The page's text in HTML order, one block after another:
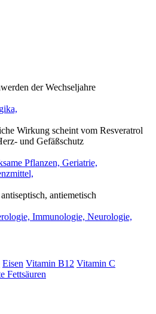
der Wechseljahre
Wirkung scheint vom Resveratrol
und Gefäßschutz
Pflanzen, Geriatrie,
antiemetisch
Immunologie, Neurologie,
Eisen Vitamin B12 Vitamin C
Fettsäuren